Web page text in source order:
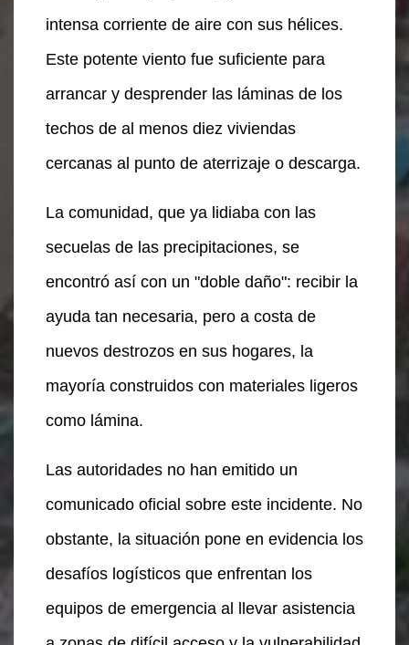
intensa corriente de aire con sus hélices.
Este potente viento fue suficiente para
arrancar y desprender las láminas de los
techos de al menos diez viviendas
cercanas al punto de aterrizaje o descarga.
La comunidad, que ya lidiaba con las
secuelas de las precipitaciones, se
encontró así con un "doble daño": recibir la
ayuda tan necesaria, pero a costa de
nuevos destrozos en sus hogares, la
mayoría construidos con materiales ligeros
como lámina.
Las autoridades no han emitido un
comunicado oficial sobre este incidente. No
obstante, la situación pone en evidencia los
desafíos logísticos que enfrentan los
equipos de emergencia al llevar asistencia